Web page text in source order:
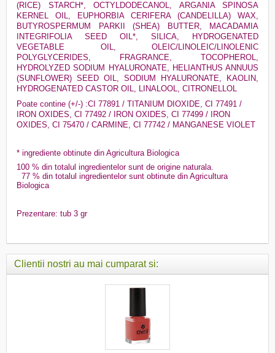
(RICE) STARCH*, OCTYLDODECANOL, ARGANIA SPINOSA
KERNEL OIL, EUPHORBIA CERIFERA (CANDELILLA) WAX,
BUTYROSPERMUM PARKII (SHEA) BUTTER, MACADAMIA
INTEGRIFOLIA SEED OIL*, SILICA, HYDROGENATED
VEGETABLE OIL, OLEIC/LINOLEIC/LINOLENIC
POLYGLYCERIDES, FRAGRANCE, TOCOPHEROL,
HYDROLYZED SODIUM HYALURONATE, HELIANTHUS ANNUUS
(SUNFLOWER) SEED OIL, SODIUM HYALURONATE, KAOLIN,
HYDROGENATED CASTOR OIL, LINALOOL, CITRONELLOL
Poate contine (+/-) :CI 77891 / TITANIUM DIOXIDE, CI 77491 /
IRON OXIDES, CI 77492 / IRON OXIDES, CI 77499 / IRON
OXIDES, CI 75470 / CARMINE, CI 77742 / MANGANESE VIOLET
* ingrediente obtinute din Agricultura Biologica
100 % din totalul ingredientelor sunt de origine naturala.
77 % din totalul ingredientelor sunt obtinute din Agricultura
Biologica
Prezentare: tub 3 gr
Clientii nostri au mai cumparat si: